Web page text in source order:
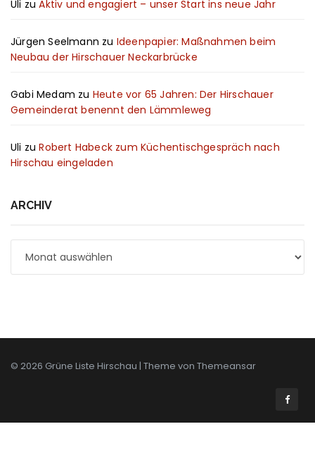
Uli zuAktiv und engagiert – unser Start ins neue Jahr
Jürgen Seelmann zu Ideenpapier: Maßnahmen beim
Neubau der Hirschauer Neckarbrücke
Gabi Medam zu Heute vor 65 Jahren: Der Hirschauer
Gemeinderat benennt den Lämmleweg
Uli zuRobert Habeck zum Küchentischgespräch nach
Hirschau eingeladen
ARCHIV
© 2026 Grüne Liste Hirschau | Theme von Themeansar